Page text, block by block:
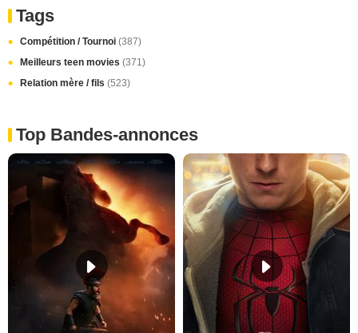
Tags
Compétition / Tournoi (387)
Meilleurs teen movies (371)
Relation mère / fils (523)
Top Bandes-annonces